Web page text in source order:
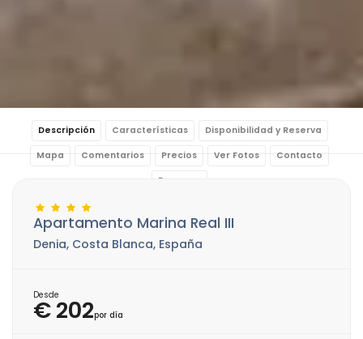
Descripción Características Disponibilidad y Reserva
Mapa Comentarios Precios Ver Fotos Contacto
Reservar
Apartamento Marina Real III
Denia, Costa Blanca, España
Desde
€ 202por día